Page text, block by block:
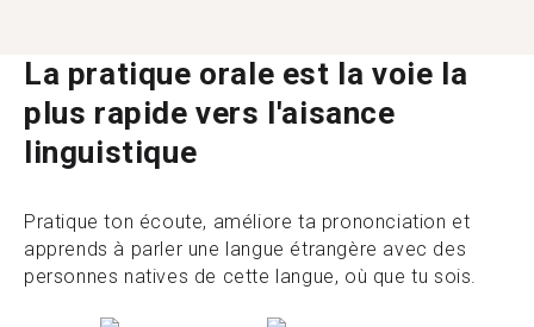
La pratique orale est la voie la
plus rapide vers l'aisance
linguistique
Pratique ton écoute, améliore ta prononciation et
apprends à parler une langue étrangère avec des
personnes natives de cette langue, où que tu sois.